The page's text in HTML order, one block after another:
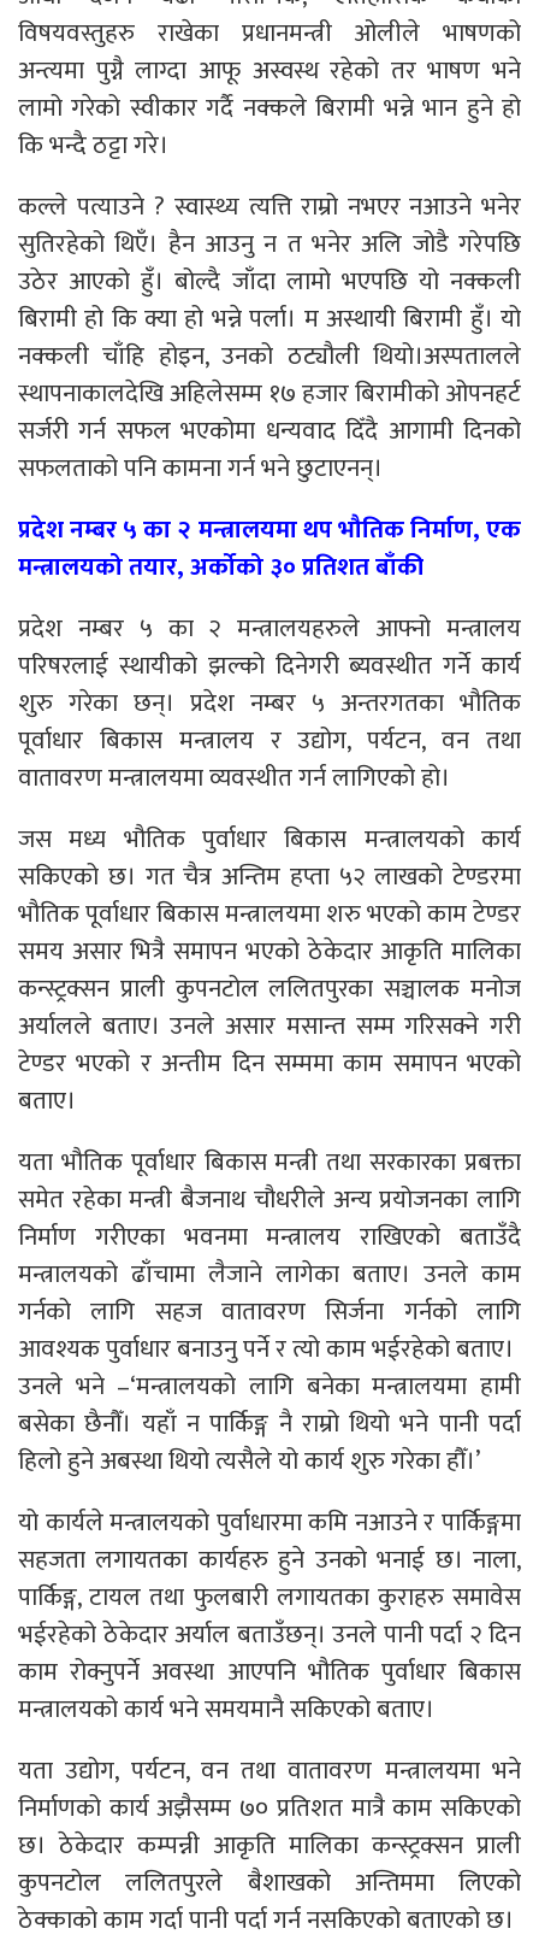
विषयवस्तुहरु राखेका प्रधानमन्त्री ओलीले भाषणको
अन्त्यमा पुग्नै लाग्दा आफू अस्वस्थ रहेको तर भाषण भने
लामो गरेको स्वीकार गर्दै नक्कले बिरामी भन्ने भान हुने हो
कि भन्दै ठट्टा गरे।
कल्ले पत्याउने ? स्वास्थ्य त्यत्ति राम्रो नभएर नआउने भनेर
सुतिरहेको थिएँ। हैन आउनु न त भनेर अलि जोडै गरेपछि
उठेर आएको हुँ। बोल्दै जाँदा लामो भएपछि यो नक्कली
बिरामी हो कि क्या हो भन्ने पर्ला। म अस्थायी बिरामी हुँ। यो
नक्कली चाँहि होइन, उनको ठट्यौली थियो।अस्पतालले
स्थापनाकालदेखि अहिलेसम्म १७ हजार बिरामीको ओपनहर्ट
सर्जरी गर्न सफल भएकोमा धन्यवाद दिँदै आगामी दिनको
सफलताको पनि कामना गर्न भने छुटाएनन्।
प्रदेश नम्बर ५ का २ मन्त्रालयमा थप भौतिक निर्माण, एक
मन्त्रालयको तयार, अर्कोको ३० प्रतिशत बाँकी
प्रदेश नम्बर ५ का २ मन्त्रालयहरुले आफ्नो मन्त्रालय
परिषरलाई स्थायीको झल्को दिनेगरी ब्यवस्थीत गर्ने कार्य
शुरु गरेका छन्। प्रदेश नम्बर ५ अन्तरगतका भौतिक
पूर्वाधार बिकास मन्त्रालय र उद्योग, पर्यटन, वन तथा
वातावरण मन्त्रालयमा व्यवस्थीत गर्न लागिएको हो।
जस मध्य भौतिक पुर्वाधार बिकास मन्त्रालयको कार्य
सकिएको छ। गत चैत्र अन्तिम हप्ता ५२ लाखको टेण्डरमा
भौतिक पूर्वाधार बिकास मन्त्रालयमा शरु भएको काम टेण्डर
समय असार भित्रै समापन भएको ठेकेदार आकृति मालिका
कन्स्ट्रक्सन प्राली कुपनटोल ललितपुरका सञ्चालक मनोज
अर्यालले बताए। उनले असार मसान्त सम्म गरिसक्ने गरी
टेण्डर भएको र अन्तीम दिन सम्ममा काम समापन भएको
बताए।
यता भौतिक पूर्वाधार बिकास मन्त्री तथा सरकारका प्रबक्ता
समेत रहेका मन्त्री बैजनाथ चौधरीले अन्य प्रयोजनका लागि
निर्माण गरीएका भवनमा मन्त्रालय राखिएको बताउँदै
मन्त्रालयको ढाँचामा लैजाने लागेका बताए। उनले काम
गर्नको लागि सहज वातावरण सिर्जना गर्नको लागि
आवश्यक पुर्वाधार बनाउनु पर्ने र त्यो काम भईरहेको बताए।
उनले भने –‘मन्त्रालयको लागि बनेका मन्त्रालयमा हामी
बसेका छैनौँ। यहाँ न पार्किङ्ग नै राम्रो थियो भने पानी पर्दा
हिलो हुने अबस्था थियो त्यसैले यो कार्य शुरु गरेका हौँ।’
यो कार्यले मन्त्रालयको पुर्वाधारमा कमि नआउने र पार्किङ्गमा
सहजता लगायतका कार्यहरु हुने उनको भनाई छ। नाला,
पार्किङ्ग, टायल तथा फुलबारी लगायतका कुराहरु समावेस
भईरहेको ठेकेदार अर्याल बताउँछन्। उनले पानी पर्दा २ दिन
काम रोक्नुपर्ने अवस्था आएपनि भौतिक पुर्वाधार बिकास
मन्त्रालयको कार्य भने समयमानै सकिएको बताए।
यता उद्योग, पर्यटन, वन तथा वातावरण मन्त्रालयमा भने
निर्माणको कार्य अझैसम्म ७० प्रतिशत मात्रै काम सकिएको
छ। ठेकेदार कम्पन्नी आकृति मालिका कन्स्ट्रक्सन प्राली
कुपनटोल ललितपुरले बैशाखको अन्तिममा लिएको
ठेक्काको काम गर्दा पानी पर्दा गर्न नसकिएको बताएको छ।